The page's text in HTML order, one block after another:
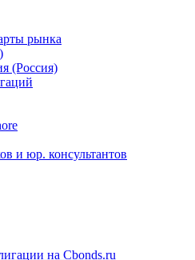
2030, 2030, 2028 годах
рынка
(Россия)
и юр. консультантов